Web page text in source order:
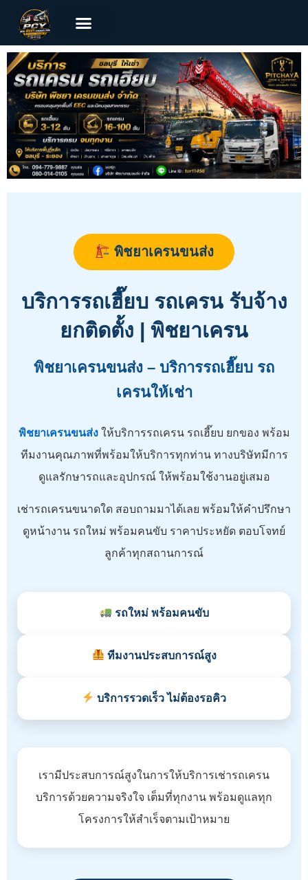
พิชยาเครนขนส่ง
บริการรถเฮี๊ยบ รถเครน รับจ้าง
ยกติดตั้ง | พิชยาเครน
พิชยาเครนขนส่ง – บริการรถเฮี๊ยบ รถ
เครนให้เช่า
พิชยาเครนขนส่งให้บริการรถเครน รถเฮี๊ยบ ยกของ พร้อม
ทีมงานคุณภาพที่พร้อมให้บริการทุกท่าน ทางบริษัทมีการ
ดูแลรักษารถและอุปกรณ์ ให้พร้อมใช้งานอยู่เสมอ
เช่ารถเครนขนาดใด สอบถามมาได้เลย พร้อมให้คำปรึกษา
ดูหน้างาน รถใหม่ พร้อมคนขับ ราคาประหยัด ตอบโจทย์
ลูกค้าทุกสถานการณ์
รถใหม่ พร้อมคนขับ
ทีมงานประสบการณ์สูง
บริการรวดเร็ว ไม่ต้องรอคิว
เรามีประสบการณ์สูงในการให้บริการเช่ารถเครน
บริการด้วยความจริงใจ เต็มที่ทุกงาน พร้อมดูแลทุก
โครงการให้สำเร็จตามเป้าหมาย